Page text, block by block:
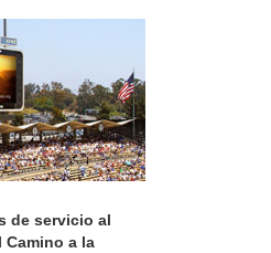
de servicio al
Camino a la